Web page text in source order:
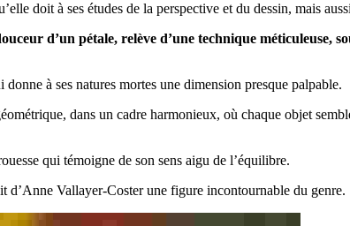
doit à ses études de la perspective et du dessin, mais
d’un pétale, relève d’une technique méticuleuse,
à ses natures mortes une dimension presque palpable.
dans un cadre harmonieux, où chaque objet
qui témoigne de son sens aigu de l’équilibre.
d’Anne Vallayer-Coster une figure incontournable du genre.